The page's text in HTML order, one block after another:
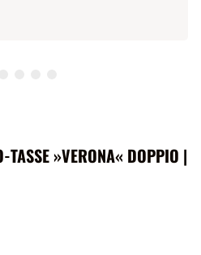
TASSE »VERONA« DOPPIO |